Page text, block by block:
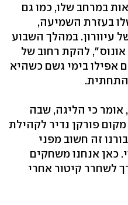
במרחב שלו, כמו גם
בעזרת השמיעה,
עיוורון. במהלך השבוע
אונוס", להקת רחוב של
אפילו בימי גשם כשהיא
אומר כי הליגה, שבה
פורקן נדיר לקהילת
זה חשוב מפני
כאן אנחנו משחקים
לשחרר קיטור אחרי